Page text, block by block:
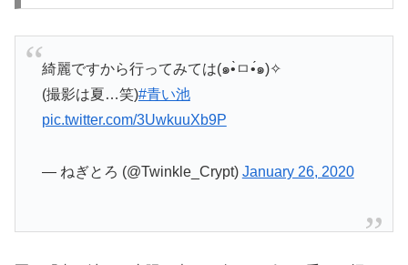
綺麗ですから行ってみては(๑•̀ㅁ•́๑)✧
(撮影は夏…笑)#青い池
pic.twitter.com/3UwkuuXb9P
— ねぎとろ (@Twinkle_Crypt) January 26, 2020